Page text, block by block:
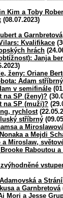
Kim a Toby
(08.07.2023)
a Garnbretová
Kvalifikace
hrách
Janja
ženy: Oriane
Adam stříbrný
v semifinále
na SP (ženy)?
na SP (muži)?
rychlost
stříbrný
a
a Mejdi
Miroslaw,
Raboutou
a
a Garnbretová
Mori a Jesse